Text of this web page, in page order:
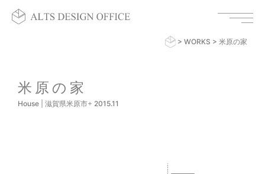
> WORKS > 米原の家
米原の家
House 滋賀県米原市+ 2015.11